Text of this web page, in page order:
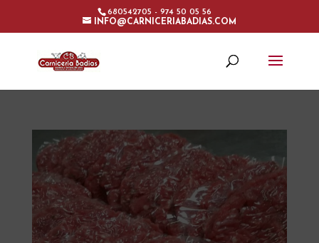
680542705 - 974 50 05 56
INFO@CARNICERIABADIAS.COM